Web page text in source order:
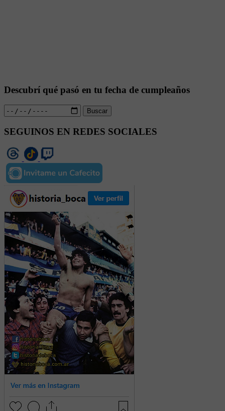
Descubrí qué pasó en tu fecha de cumpleaños
Buscar
SEGUINOS EN REDES SOCIALES